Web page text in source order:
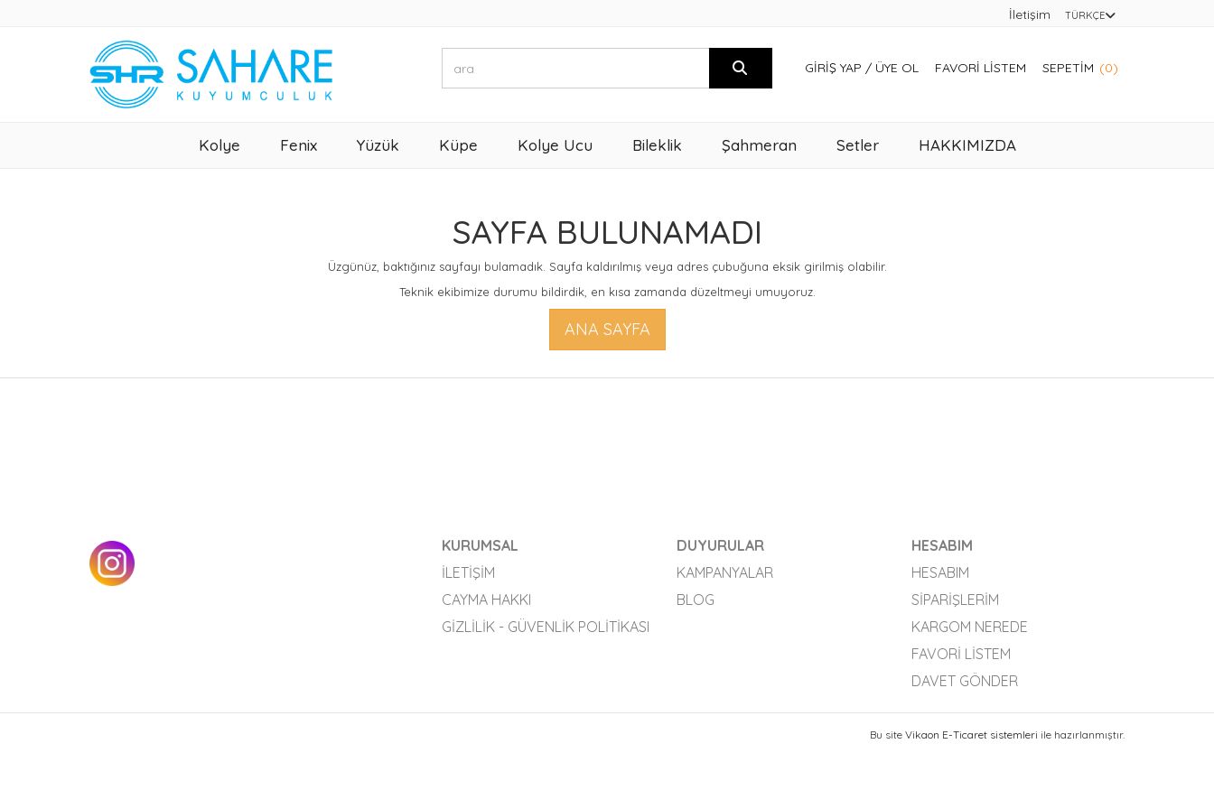
İletişim TÜRKÇE
GIRIŞ YAP / ÜYE OL FAVORI LISTEM SEPETIM (0)
Kolye Fenix Yüzük Küpe Kolye Ucu Bileklik Şahmeran Setler HAKKIMIZDA
SAYFA BULUNAMADI
Üzgünüz, baktığınız sayfayı bulamadık. Sayfa kaldırılmış veya adres çubuğuna eksik girilmiş olabilir.
Teknik ekibimize durumu bildirdik, en kısa zamanda düzeltmeyi umuyoruz.
ANA SAYFA
KURUMSAL
İLETIŞIM
CAYMA HAKKI
GIZLILIK - GÜVENLIK POLITIKASI
DUYURULAR
KAMPANYALAR
BLOG
HESABIM
HESABIM
SIPARIŞLERIM
KARGOM NEREDE
FAVORI LISTEM
DAVET GÖNDER
Bu site Vikaon E-Ticaret sistemleri ile hazırlanmıştır.